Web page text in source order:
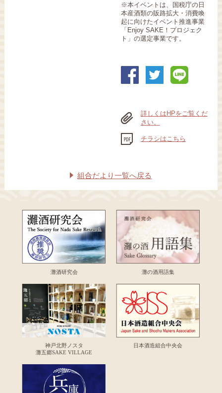
※本イベントは、国税庁の日
本産酒類の販路拡大・消費喚
起に向けたイベント推進事業
「Enjoy SAKE！プロジェク
ト」の選定事業です。
詳しくはHPをご覧くだ
さい。
チラシはこちら
組合だより一覧へ戻る
灘酒研究会 灘の酒用語集
神戸北野ノスタ
灘五郷SAKE VILLAGE
日本酒造組合中央会